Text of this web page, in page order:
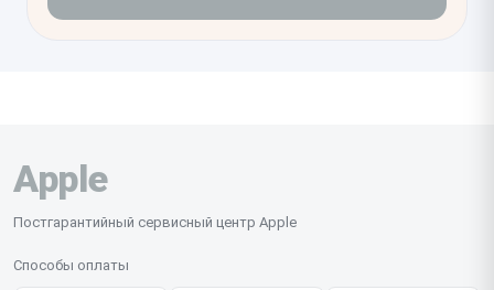
Apple
Постгарантийный сервисный центр Apple
Способы оплаты